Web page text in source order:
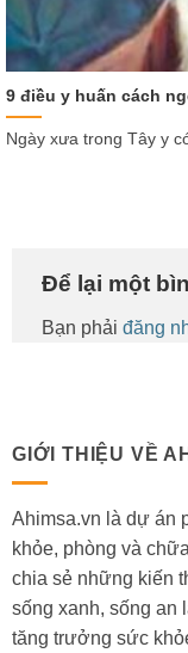
9 điều y huấn cách
Ngày xưa trong Tây y
Để lại một
Bạn phải đăng
GIỚI THIỆU VỀ
Ahimsa.vn là dự án
khỏe, phòng và
chia sẻ những kiến
sống xanh, sống an
tăng trưởng sức